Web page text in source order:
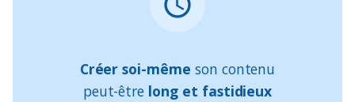
Créer soi-même son contenu
peut-être long et fastidieux